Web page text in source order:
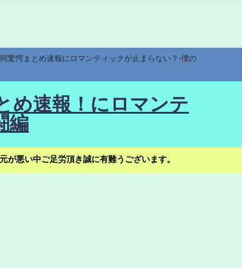
驚愕まとめ速報にロマンティックが止まらない？-僕の
め速報！にロマンテ
編
悪い中ご足労頂き誠に有難うございます。